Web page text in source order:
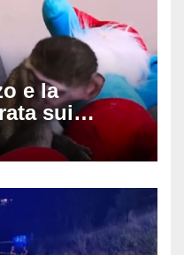
e la
sui
cosa